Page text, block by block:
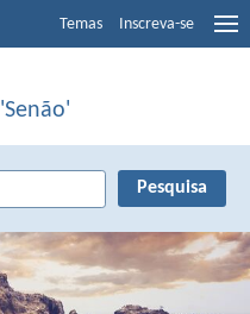
Temas Inscreva-se